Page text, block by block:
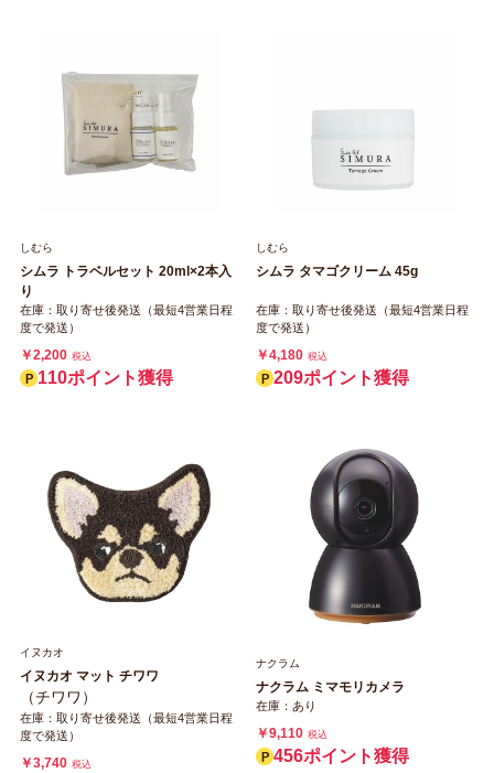
しむら
シムラ トラベルセット 20ml×2本入
り
在庫：取り寄せ後発送（最短4営業日程
度で発送）
￥2,200 税込
110ポイント獲得
しむら
シムラ タマゴクリーム 45g
在庫：取り寄せ後発送（最短4営業日程
度で発送）
￥4,180 税込
209ポイント獲得
イヌカオ
イヌカオ マット チワワ
（チワワ）
在庫：取り寄せ後発送（最短4営業日程
度で発送）
￥3,740 税込
ナクラム
ナクラム ミマモリカメラ
在庫：あり
￥9,110 税込
456ポイント獲得